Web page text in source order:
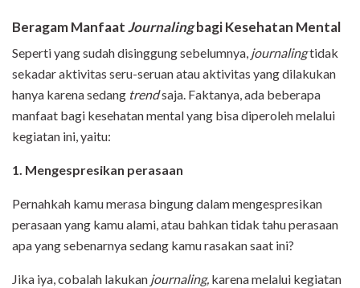
Beragam ManfaatJournalingbagi Kesehatan Mental
Seperti yang sudah disinggung sebelumnya, journalingtidak
sekadar aktivitas seru-seruan atau aktivitas yang dilakukan
hanya karena sedang trendsaja. Faktanya, ada beberapa
manfaat bagi kesehatan mental yang bisa diperoleh melalui
kegiatan ini, yaitu:
1. Mengespresikan perasaan
Pernahkah kamu merasa bingung dalam mengespresikan
perasaan yang kamu alami, atau bahkan tidak tahu perasaan
apa yang sebenarnya sedang kamu rasakan saat ini?
Jika iya, cobalah lakukan journaling, karena melalui kegiatan